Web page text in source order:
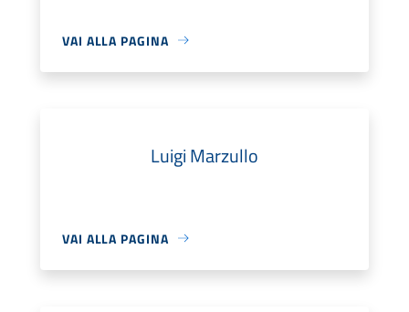
VAI ALLA PAGINA
Luigi Marzullo
VAI ALLA PAGINA